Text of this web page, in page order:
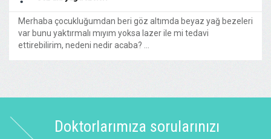
Merhaba çocukluğumdan beri göz altımda beyaz yağ bezeleri
var bunu yaktırmalı mıyım yoksa lazer ile mi tedavi
ettirebilirim, nedeni nedir acaba? ...
Doktorlarımıza sorularınızı